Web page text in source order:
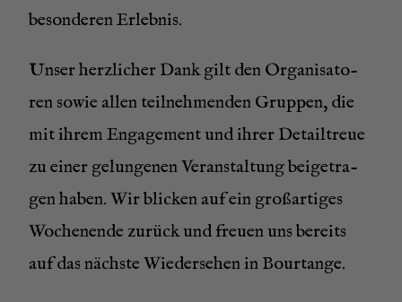
beson­de­ren Erlebnis.
Unser herz­li­cher Dank gilt den Orga­ni­sa­to­
ren sowie allen teil­neh­men­den Grup­pen, die
mit ihrem Enga­ge­ment und ihrer Detail­treue
zu einer gelun­ge­nen Ver­an­stal­tung bei­getra­
gen haben. Wir bli­cken auf ein groß­ar­ti­ges
Wochen­en­de zurück und freu­en uns bereits
auf das nächs­te Wie­der­se­hen in Bourtange.